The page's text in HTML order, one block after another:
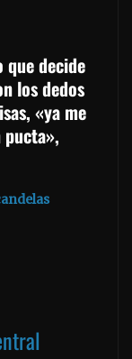
que decide
los dedos
«ya me